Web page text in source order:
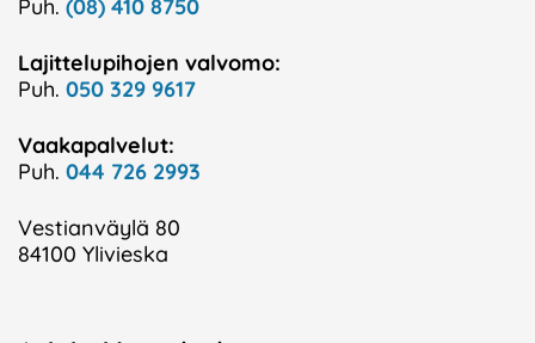
Puh. (08) 410 8750
Lajittelupihojen valvomo:
Puh. 050 329 9617
Vaakapalvelut:
Puh. 044 726 2993
Vestianväylä 80
84100 Ylivieska